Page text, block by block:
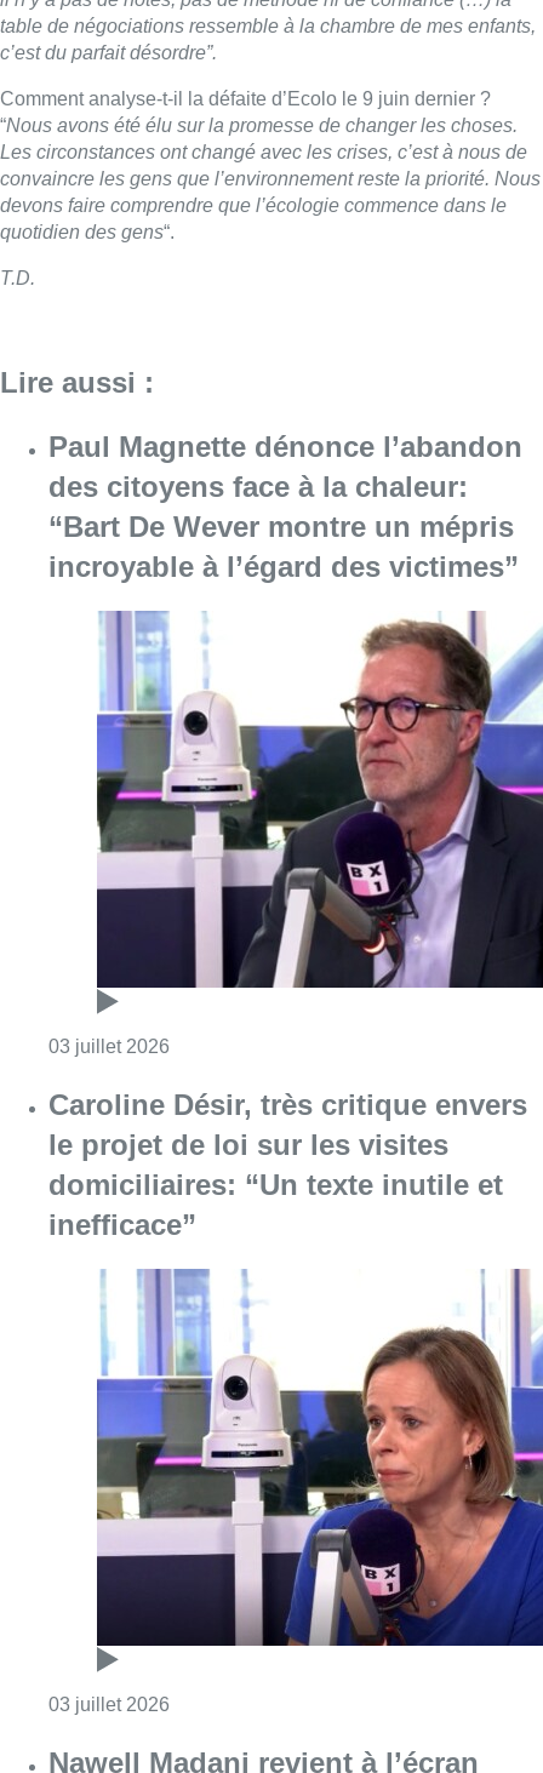
Lire aussi :
Paul Magnette dénonce l’abandon
des citoyens face à la chaleur:
“Bart De Wever montre un mépris
incroyable à l’égard des victimes”
03 juillet 2026Consulter l'article "Paul Magnette dénonce
Caroline Désir, très critique envers
le projet de loi sur les visites
domiciliaires: “Un texte inutile et
inefficace”
03 juillet 2026Consulter l'article "Caroline Désir, très
Nawell Madani revient à l’écran
avec “Jusqu’au bout”